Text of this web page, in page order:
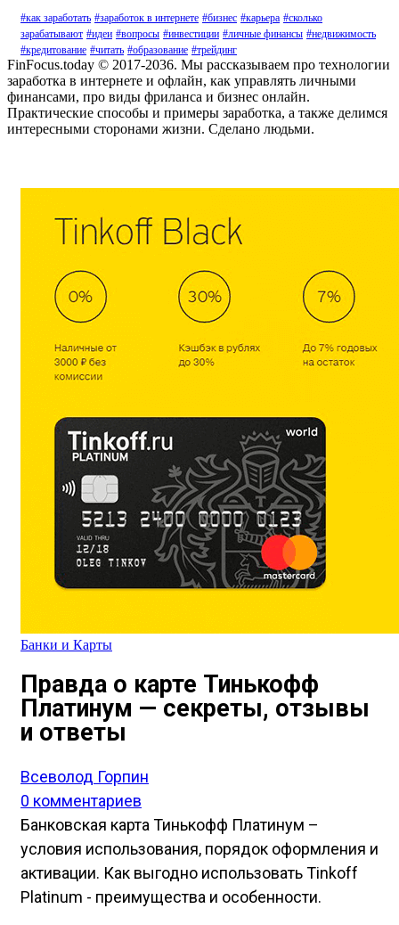
#как заработать #заработок в интернете #бизнес #карьера #сколько
зарабатывают #идеи #вопросы #инвестиции #личные финансы #недвижимость
#кредитование #читать #образование #трейдинг
FinFocus.today © 2017-2036. Мы рассказываем про технологии
заработка в интернете и офлайн, как управлять личными
финансами, про виды фриланса и бизнес онлайн.
Практические способы и примеры заработка, а также делимся
интересными сторонами жизни. Сделано людьми.
Банки и Карты
Правда о карте Тинькофф
Платинум — секреты, отзывы
и ответы
Всеволод Горпин
0 комментариев
Банковская карта Тинькофф Платинум –
условия использования, порядок оформления и
активации. Как выгодно использовать Tinkoff
Platinum - преимущества и особенности.